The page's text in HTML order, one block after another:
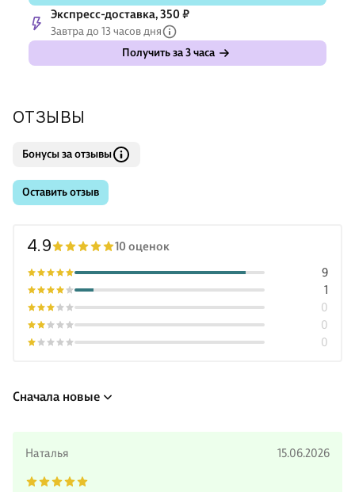
Экспресс-доставка, 350 ₽
Завтра до 13 часов дня
Получить за 3 часа
ОТЗЫВЫ
Бонусы за отзывы
Оставить отзыв
4.9 10 оценок
0
0
0
1
9
Сначала новые
Наталья 15.06.2026